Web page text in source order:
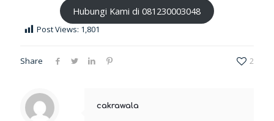
Hubungi Kami di 081230003048
Post Views: 1,801
Share 2
cakrawala